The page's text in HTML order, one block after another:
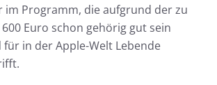
im Programm, die aufgrund der zu
Euro schon gehörig gut sein
für in der Apple-Welt Lebende